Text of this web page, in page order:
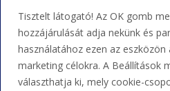
Bejelentkezés
Támogatás
Tisztelt látogató! Az OK gomb
hozzájárulását adja nekünk és
használatához ezen az eszközön
marketing célokra. A Beállítások
választhatja ki, mely cookie-